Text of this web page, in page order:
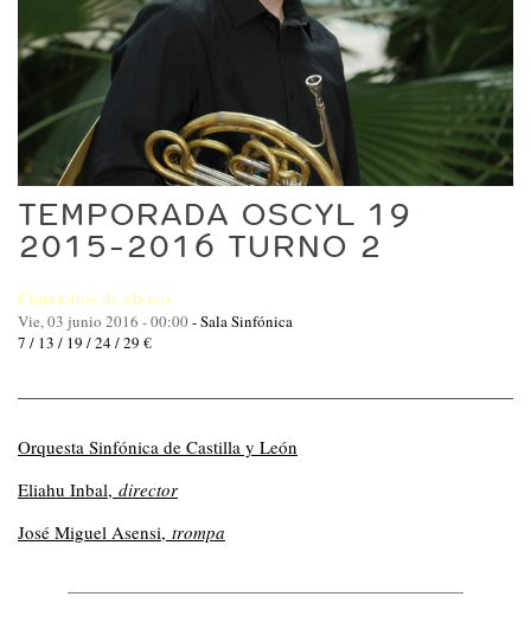
TEMPORADA OSCYL 19
2015-2016 TURNO 2
Conciertos de abono
Vie, 03 junio 2016 - 00:00-Sala Sinfónica
7 / 13 / 19 / 24 / 29 €
Orquesta Sinfónica de Castilla y León
Eliahu Inbal, director
José Miguel Asensi, trompa